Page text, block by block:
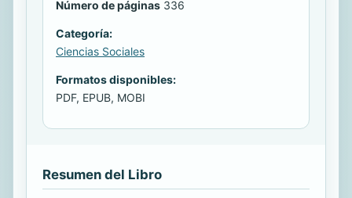
Número de páginas 336
Categoría:
Ciencias Sociales
Formatos disponibles:
PDF, EPUB, MOBI
Resumen del Libro